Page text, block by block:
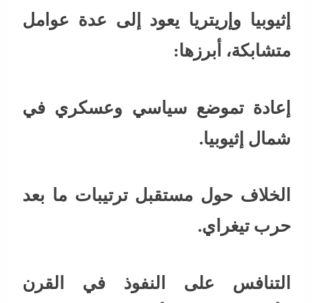
إثيوبيا وإريتريا يعود إلى عدة عوامل
متشابكة، أبرزها:
إعادة تموضع سياسي وعسكري في
شمال إثيوبيا.
الخلاف حول مستقبل ترتيبات ما بعد
حرب تيغراي.
التنافس على النفوذ في القرن